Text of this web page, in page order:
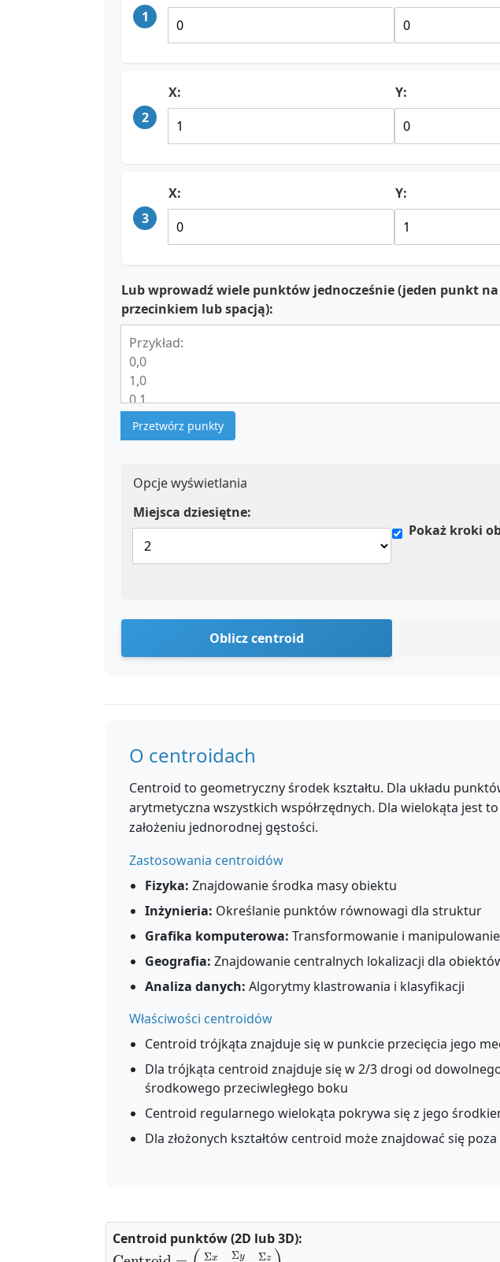
1
2
X: Y:
3
X: Y:
Lub wprowadź wiele punktów jednocześnie (jeden punkt
przecinkiem lub spacją):
Przetwórz punkty
Opcje wyświetlania
Miejsca dziesiętne:
Pokaż kroki
Oblicz centroid
O centroidach
Centroid to geometryczny środek kształtu. Dla układu
arytmetyczna wszystkich współrzędnych. Dla wielokąta jest
założeniu jednorodnej gęstości.
Zastosowania centroidów
Fizyka: Znajdowanie środka masy obiektu
Inżynieria: Określanie punktów równowagi dla struktur
Grafika komputerowa: Transformowanie i
Geografia: Znajdowanie centralnych lokalizacji dla
Analiza danych: Algorytmy klastrowania i klasyfikacji
Właściwości centroidów
Centroid trójkąta znajduje się w punkcie przecięcia jego
Dla trójkąta centroid znajduje się w 2/3 drogi od
środkowego przeciwległego boku
Centroid regularnego wielokąta pokrywa się z jego
Dla złożonych kształtów centroid może znajdować się
Centroid punktów (2D lub 3D):
Centroid=(Σxn,Σ yn, Σzn)